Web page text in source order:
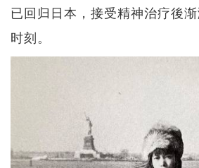
已回归日本，接受精神治疗後
时刻。